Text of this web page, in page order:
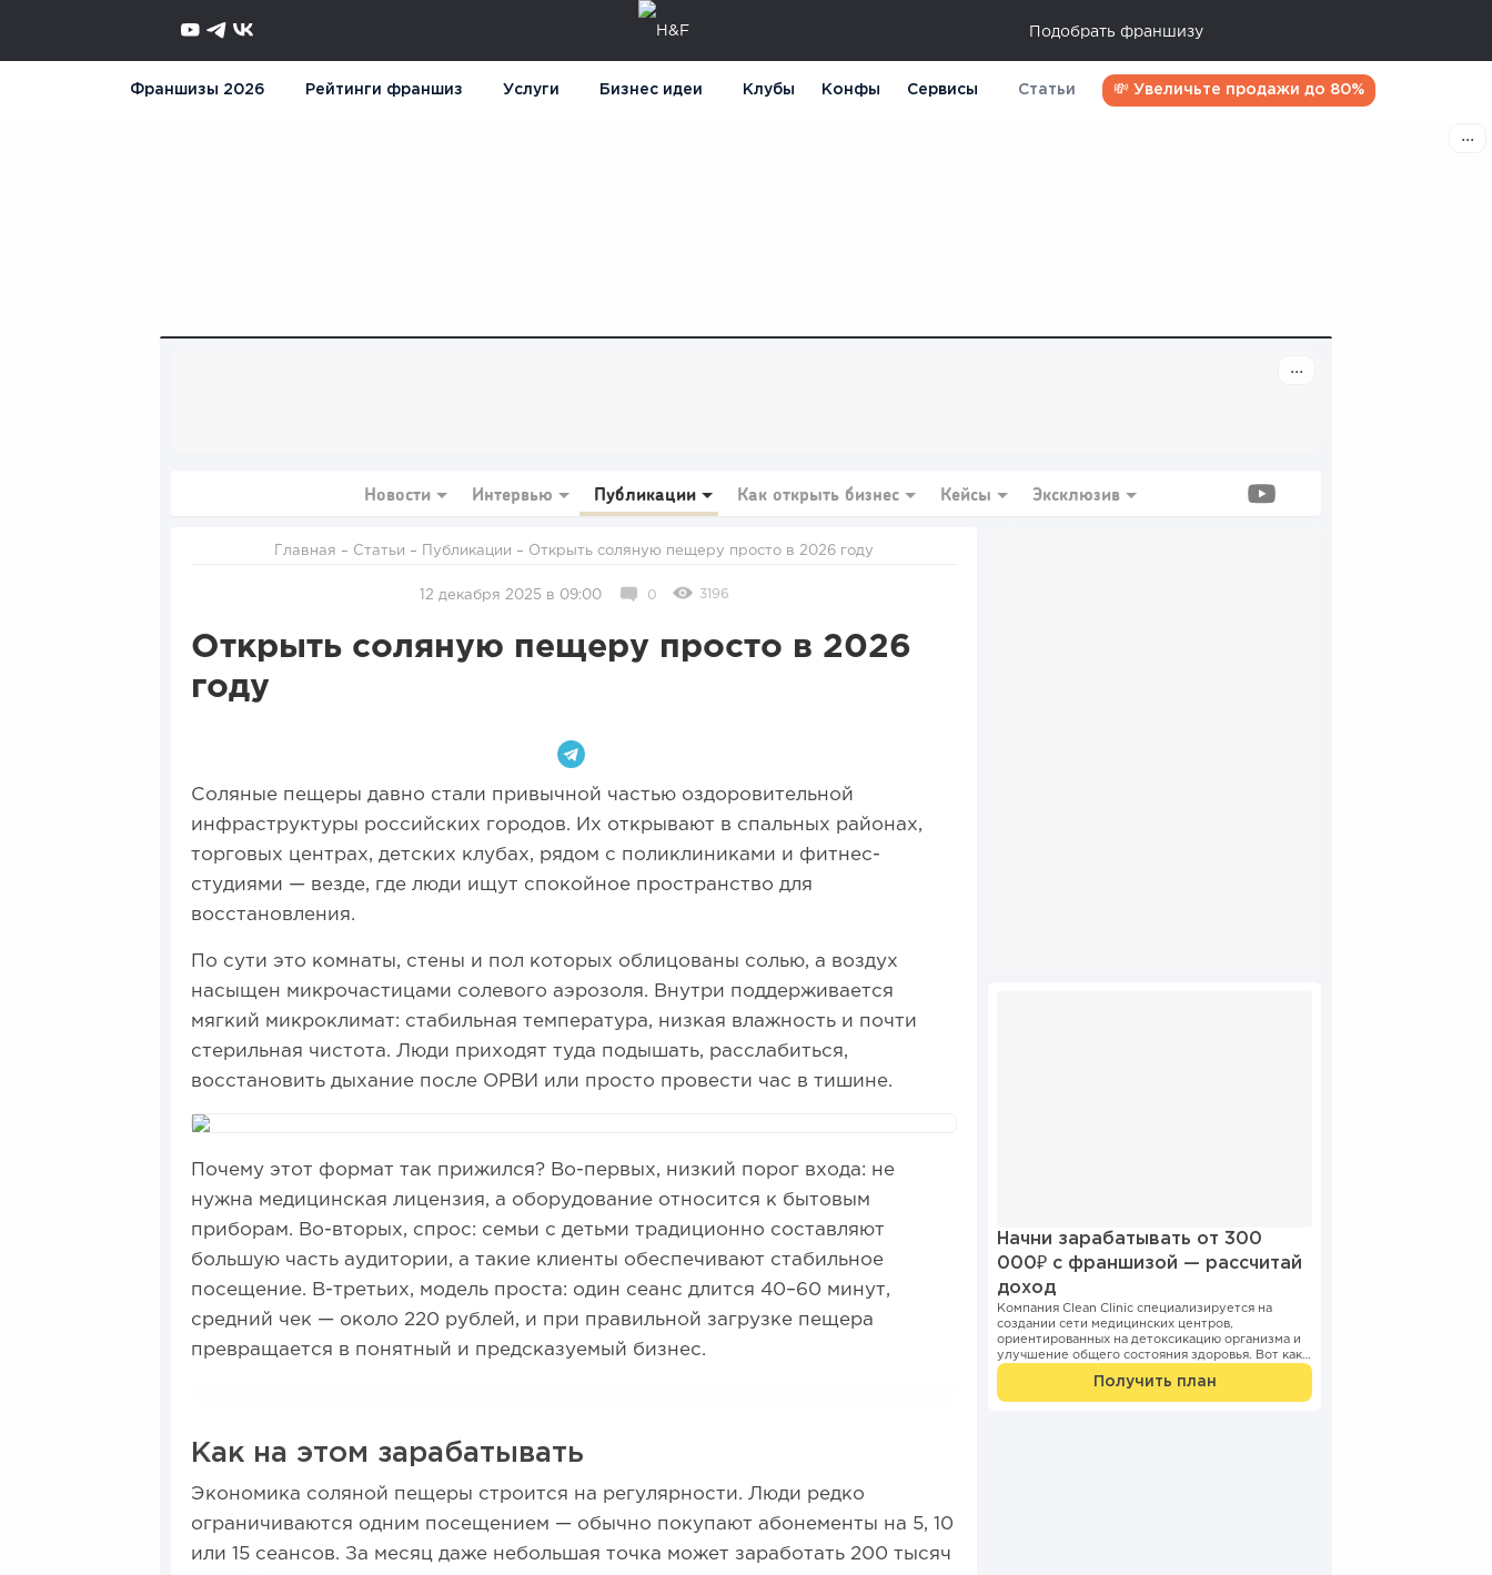
Подобрать франшизу
Франшизы 2026 Рейтинги франшиз Услуги Бизнес идеи Клубы Конфы Сервисы Статьи 💸 Увеличьте продажи до 80%
Новости Интервью Публикации Как открыть бизнес Кейсы Эксклюзив
Главная – Статьи – Публикации – Открыть соляную пещеру просто в 2026 году
12 декабря 2025 в 09:00 0 3196
Открыть соляную пещеру просто в 2026
году
Соляные пещеры давно стали привычной частью оздоровительной
инфраструктуры российских городов. Их открывают в спальных районах,
торговых центрах, детских клубах, рядом с поликлиниками и фитнес-
студиями — везде, где люди ищут спокойное пространство для
восстановления.
По сути это комнаты, стены и пол которых облицованы солью, а воздух
насыщен микрочастицами солевого аэрозоля. Внутри поддерживается
мягкий микроклимат: стабильная температура, низкая влажность и почти
стерильная чистота. Люди приходят туда подышать, расслабиться,
восстановить дыхание после ОРВИ или просто провести час в тишине.
Почему этот формат так прижился? Во-первых, низкий порог входа: не
нужна медицинская лицензия, а оборудование относится к бытовым
приборам. Во-вторых, спрос: семьи с детьми традиционно составляют
большую часть аудитории, а такие клиенты обеспечивают стабильное
посещение. В-третьих, модель проста: один сеанс длится 40–60 минут,
средний чек — около 220 рублей, и при правильной загрузке пещера
превращается в понятный и предсказуемый бизнес.
Как на этом зарабатывать
Экономика соляной пещеры строится на регулярности. Люди редко
ограничиваются одним посещением — обычно покупают абонементы на 5, 10
или 15 сеансов. За месяц даже небольшая точка может заработать 200 тысяч
Начни зарабатывать от 300
000₽ с франшизой — рассчитай
доход
Компания Clean Clinic специализируется на
создании сети медицинских центров,
ориентированных на детоксикацию организма и
улучшение общего состояния здоровья. Вот как
это устроено: Основные принципы...
Получить план